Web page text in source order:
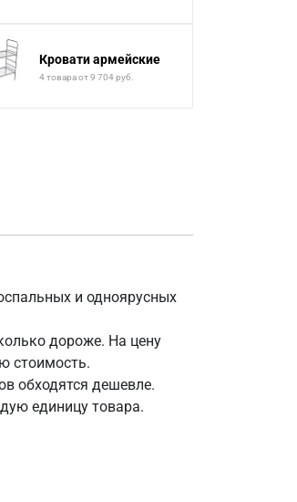
Кровати армейские
4 товара от 9 704 руб.
и одноярусных
дороже. На цену
стоимость.
обходятся дешевле.
единицу товара.